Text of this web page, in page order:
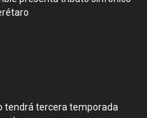
tendrá tercera temporada